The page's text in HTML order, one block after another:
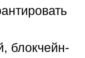
блокчейн-